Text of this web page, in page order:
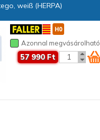
weiß (HERPA)
Azonnal megvásárolható
57 990 Ft